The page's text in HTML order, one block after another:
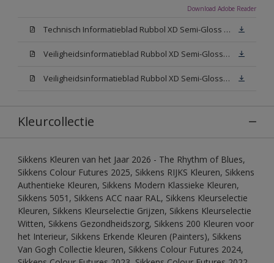
Download Adobe Reader
Technisch Informatieblad Rubbol XD Semi-Gloss (PDF)
Veiligheidsinformatieblad Rubbol XD Semi-Gloss White W05 (MSDS)
Veiligheidsinformatieblad Rubbol XD Semi-Gloss N00 (MSDS)
Kleurcollectie
Sikkens Kleuren van het Jaar 2026 - The Rhythm of Blues,
Sikkens Colour Futures 2025, Sikkens RIJKS Kleuren, Sikkens
Authentieke Kleuren, Sikkens Modern Klassieke Kleuren,
Sikkens 5051, Sikkens ACC naar RAL, Sikkens Kleurselectie
Kleuren, Sikkens Kleurselectie Grijzen, Sikkens Kleurselectie
Witten, Sikkens Gezondheidszorg, Sikkens 200 Kleuren voor
het Interieur, Sikkens Erkende Kleuren (Painters), Sikkens
Van Gogh Collectie kleuren, Sikkens Colour Futures 2024,